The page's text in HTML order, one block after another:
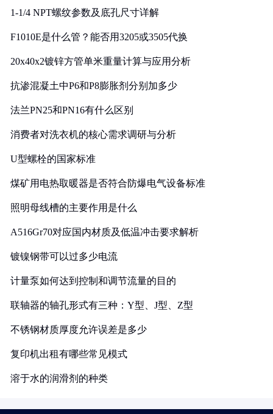
1-1/4 NPT螺纹参数及底孔尺寸详解
F1010E是什么管？能否用3205或3505代换
20x40x2镀锌方管单米重量计算与应用分析
抗渗混凝土中P6和P8膨胀剂分别加多少
法兰PN25和PN16有什么区别
消费者对洗衣机的核心需求调研与分析
U型螺栓的国家标准
煤矿用电热取暖器是否符合防爆电气设备标准
照明母线槽的主要作用是什么
A516Gr70对应国内材质及低温冲击要求解析
镀镍钢带可以过多少电流
计量泵如何达到控制和调节流量的目的
联轴器的轴孔形式有三种：Y型、J型、Z型
不锈钢材质厚度允许误差是多少
复印机出租有哪些常见模式
溶于水的润滑剂的种类